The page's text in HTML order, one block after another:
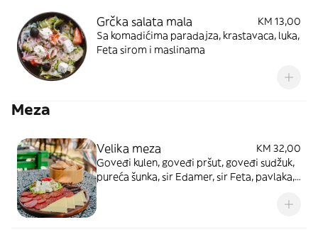
Grčka salata mala
KM 13,00
Sa komadićima paradajza, krastavaca, luka,
Feta sirom i maslinama
Meza
Velika meza
KM 32,00
Goveđi kulen, goveđi pršut, goveđi sudžuk,
pureća šunka, sir Edamer, sir Feta, pavlaka,
feferoni ljuti, cherry paradajz, peksimeti 20